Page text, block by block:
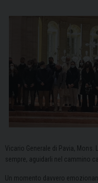
Vicario Generale di Pavia, Mons.
sempre, aguidarli nel cammino
Un momento davvero